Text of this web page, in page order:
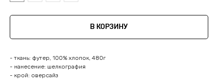
В КОРЗИНУ
- ткань: футер, 100% хлопок, 480г
- нанесение: шелкография
- крой: оверсайз